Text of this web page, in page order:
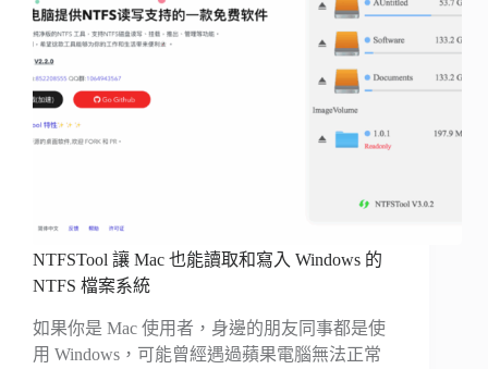
NTFSTool 讓 Mac 也能讀取和寫入 Windows 的
NTFS 檔案系統
如果你是 Mac 使用者，身邊的朋友同事都是使
用 Windows，可能曾經遇過蘋果電腦無法正常